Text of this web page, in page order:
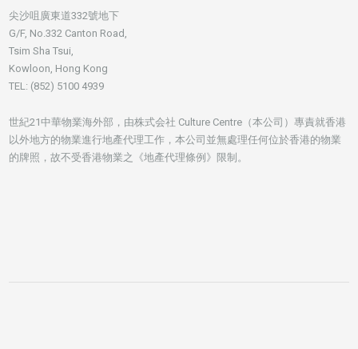
尖沙咀廣東道332號地下
G/F, No.332 Canton Road,
Tsim Sha Tsui,
Kowloon, Hong Kong
TEL: (852) 5100 4939
世紀21中華物業海外部，由株式会社 Culture Centre（本公司）專責就香港
以外地方的物業進行地產代理工作，本公司並無處理任何位於香港的物業
的牌照，故不受香港物業之《地產代理條例》限制。